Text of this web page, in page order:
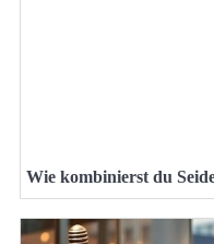
Wie kombinierst du